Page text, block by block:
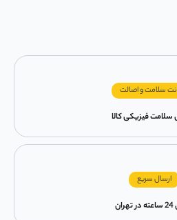
سلامت و اصالت
سلامت فیزیکی کالا
ارسال سریع